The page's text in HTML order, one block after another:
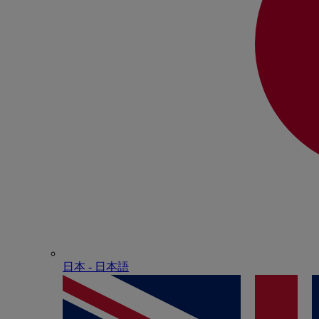
日本 - ⽇本語